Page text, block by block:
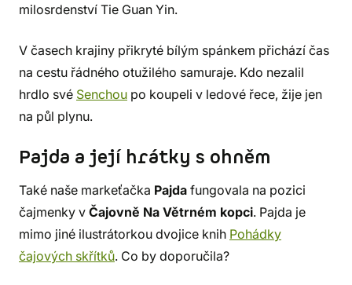
milosrdenství Tie Guan Yin.
V časech krajiny přikryté bílým spánkem přichází čas
na cestu řádného otužilého samuraje. Kdo nezalil
hrdlo své Senchou po koupeli v ledové řece, žije jen
na půl plynu.
Pajda a její hrátky s ohněm
Také naše markeťačka Pajda fungovala na pozici
čajmenky v Čajovně Na Větrném kopci. Pajda je
mimo jiné ilustrátorkou dvojice knih Pohádky
čajových skřítků. Co by doporučila?